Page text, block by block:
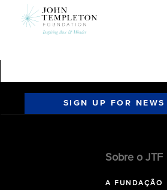
SIGN UP FOR
Sobre o JTF
A FUNDAÇÃO